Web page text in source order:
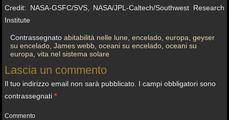
Credit: NASA-GSFC/SVS, NASA/JPL-Caltech/Southwest Research
Institute
Contrassegnato abitabilità nelle lune ,encelado ,europa ,geyser
su encelado ,James webb ,oceani su encelado ,oceani su
europa ,vita nel sistema solare
Lascia un commento
Il tuo indirizzo email non sarà pubblicato. I campi obbligatori sono
contrassegnati*
Commento